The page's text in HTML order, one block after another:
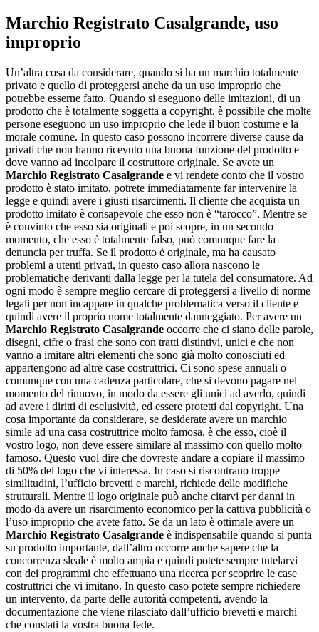
Marchio Registrato Casalgrande, uso
improprio
Un’altra cosa da considerare, quando si ha un marchio totalmente
privato e quello di proteggersi anche da un uso improprio che
potrebbe esserne fatto. Quando si eseguono delle imitazioni, di un
prodotto che è totalmente soggetta a copyright, è possibile che molte
persone eseguono un uso improprio che lede il buon costume e la
morale comune. In questo caso possono incorrere diverse cause da
privati che non hanno ricevuto una buona funzione del prodotto e
dove vanno ad incolpare il costruttore originale. Se avete un
Marchio Registrato Casalgrande e vi rendete conto che il vostro
prodotto è stato imitato, potrete immediatamente far intervenire la
legge e quindi avere i giusti risarcimenti. Il cliente che acquista un
prodotto imitato è consapevole che esso non è “tarocco”. Mentre se
è convinto che esso sia originali e poi scopre, in un secondo
momento, che esso è totalmente falso, può comunque fare la
denuncia per truffa. Se il prodotto è originale, ma ha causato
problemi a utenti privati, in questo caso allora nascono le
problematiche derivanti dalla legge per la tutela del consumatore. Ad
ogni modo è sempre meglio cercare di proteggersi a livello di norme
legali per non incappare in qualche problematica verso il cliente e
quindi avere il proprio nome totalmente danneggiato. Per avere un
Marchio Registrato Casalgrande occorre che ci siano delle parole,
disegni, cifre o frasi che sono con tratti distintivi, unici e che non
vanno a imitare altri elementi che sono già molto conosciuti ed
appartengono ad altre case costruttrici. Ci sono spese annuali o
comunque con una cadenza particolare, che si devono pagare nel
momento del rinnovo, in modo da essere gli unici ad averlo, quindi
ad avere i diritti di esclusività, ed essere protetti dal copyright. Una
cosa importante da considerare, se desiderate avere un marchio
simile ad una casa costruttrice molto famosa, è che esso, cioè il
vostro logo, non deve essere similare al massimo con quello molto
famoso. Questo vuol dire che dovreste andare a copiare il massimo
di 50% del logo che vi interessa. In caso si riscontrano troppe
similitudini, l’ufficio brevetti e marchi, richiede delle modifiche
strutturali. Mentre il logo originale può anche citarvi per danni in
modo da avere un risarcimento economico per la cattiva pubblicità o
l’uso improprio che avete fatto. Se da un lato è ottimale avere un
Marchio Registrato Casalgrande è indispensabile quando si punta
su prodotto importante, dall’altro occorre anche sapere che la
concorrenza sleale è molto ampia e quindi potete sempre tutelarvi
con dei programmi che effettuano una ricerca per scoprire le case
costruttrici che vi imitano. In questo caso potete sempre richiedere
un intervento, da parte delle autorità competenti, avendo la
documentazione che viene rilasciato dall’ufficio brevetti e marchi
che constati la vostra buona fede.